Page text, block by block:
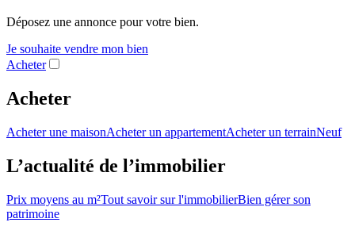
Déposez une annonce pour votre bien.
Je souhaite vendre mon bien
Acheter
Acheter
Acheter une maisonAcheter un appartementAcheter un terrainNeuf
L’actualité de l’immobilier
Prix moyens au m²Tout savoir sur l'immobilierBien gérer son
patrimoine